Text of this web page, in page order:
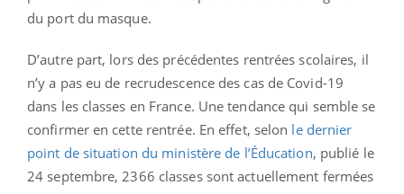
du port du masque.
D’autre part, lors des précédentes rentrées scolaires, il
n’y a pas eu de recrudescence des cas de Covid-19
dans les classes en France. Une tendance qui semble se
confirmer en cette rentrée. En effet, selon le dernier
point de situation du ministère de l’Éducation, publié le
24 septembre, 2366 classes sont actuellement fermées